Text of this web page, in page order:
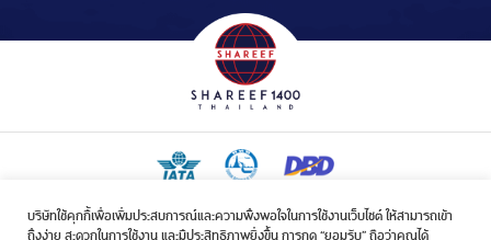
บริษัทใช้คุกกี้เพื่อเพิ่มประสบการณ์และความพึงพอใจในการใช้งานเว็บไซต์ ให้สามารถเข้า
ถึงง่าย สะดวกในการใช้งาน และมีประสิทธิภาพยิ่งขึ้น การกด “ยอมรับ” ถือว่าคุณได้
ใบอนุญาตเป็นผู้ประกอบกิจการรับจัดบริการขนส่งในกิจการฮัจย์เลขที่ 1/2568